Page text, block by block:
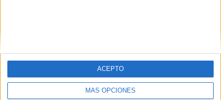
MÁS OPCIONES
ACEPTO